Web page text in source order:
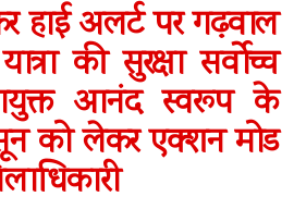
हाई अलर्ट पर गढ़वाल
की सुरक्षा सर्वाेच्च
आयुक्त आनंद स्वरूप के
को लेकर एक्शन मोड